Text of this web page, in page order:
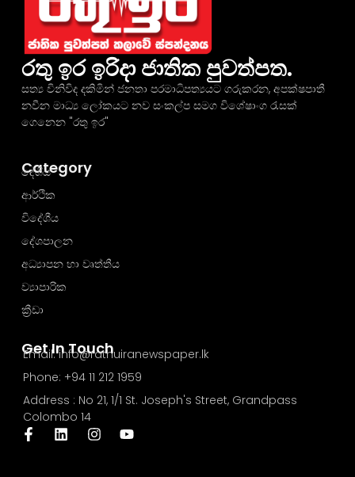
රතු ඉර ඉරිදා ජාතික පුවත්පත.
සත්‍ය විනිවිද දකිමින් ජනතා පරමාධිපත්‍යයට ගරුකරන, අපක්ෂපාතී
නවීන මාධ්‍ය ලෝකයට නව සංකල්ප සමග විශේෂාංග රැසක්
ගෙනෙන "රතු ඉර"
Get In Touch
Email: info@rathuiranewspaper.lk
Phone: +94 11 212 1959
Address : No 21, 1/1 St. Joseph's Street, Grandpass
Colombo 14
Category
දේශීය
ආර්ථික
විදේශීය
දේශපාලන
අධ්‍යාපන හා වෘත්තීය
ව්‍යාපාරික
ක්‍රීඩා